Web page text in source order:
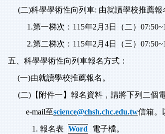
(二)科學學術性向列車: 由就讀學校推薦報
1.第一梯次： 115年2 月3日（二）
2.第二梯次： 115年2 月4日（三）
五、科學學術性向列車報名方式：
(一)由就讀學校推薦報名。
(二)【附件一】報名資料，請將下列二個
e-mail至science@chsh.chc.edu.tw信箱。
1. 報名表 Word
電子檔。